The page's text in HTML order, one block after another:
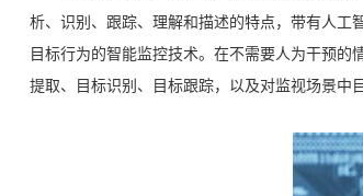
析、识别、跟踪、理解和描述的特点，带有人工
目标行为的智能监控技术。在不需要人为干预
提取、目标识别、目标跟踪，以及对监视场景中